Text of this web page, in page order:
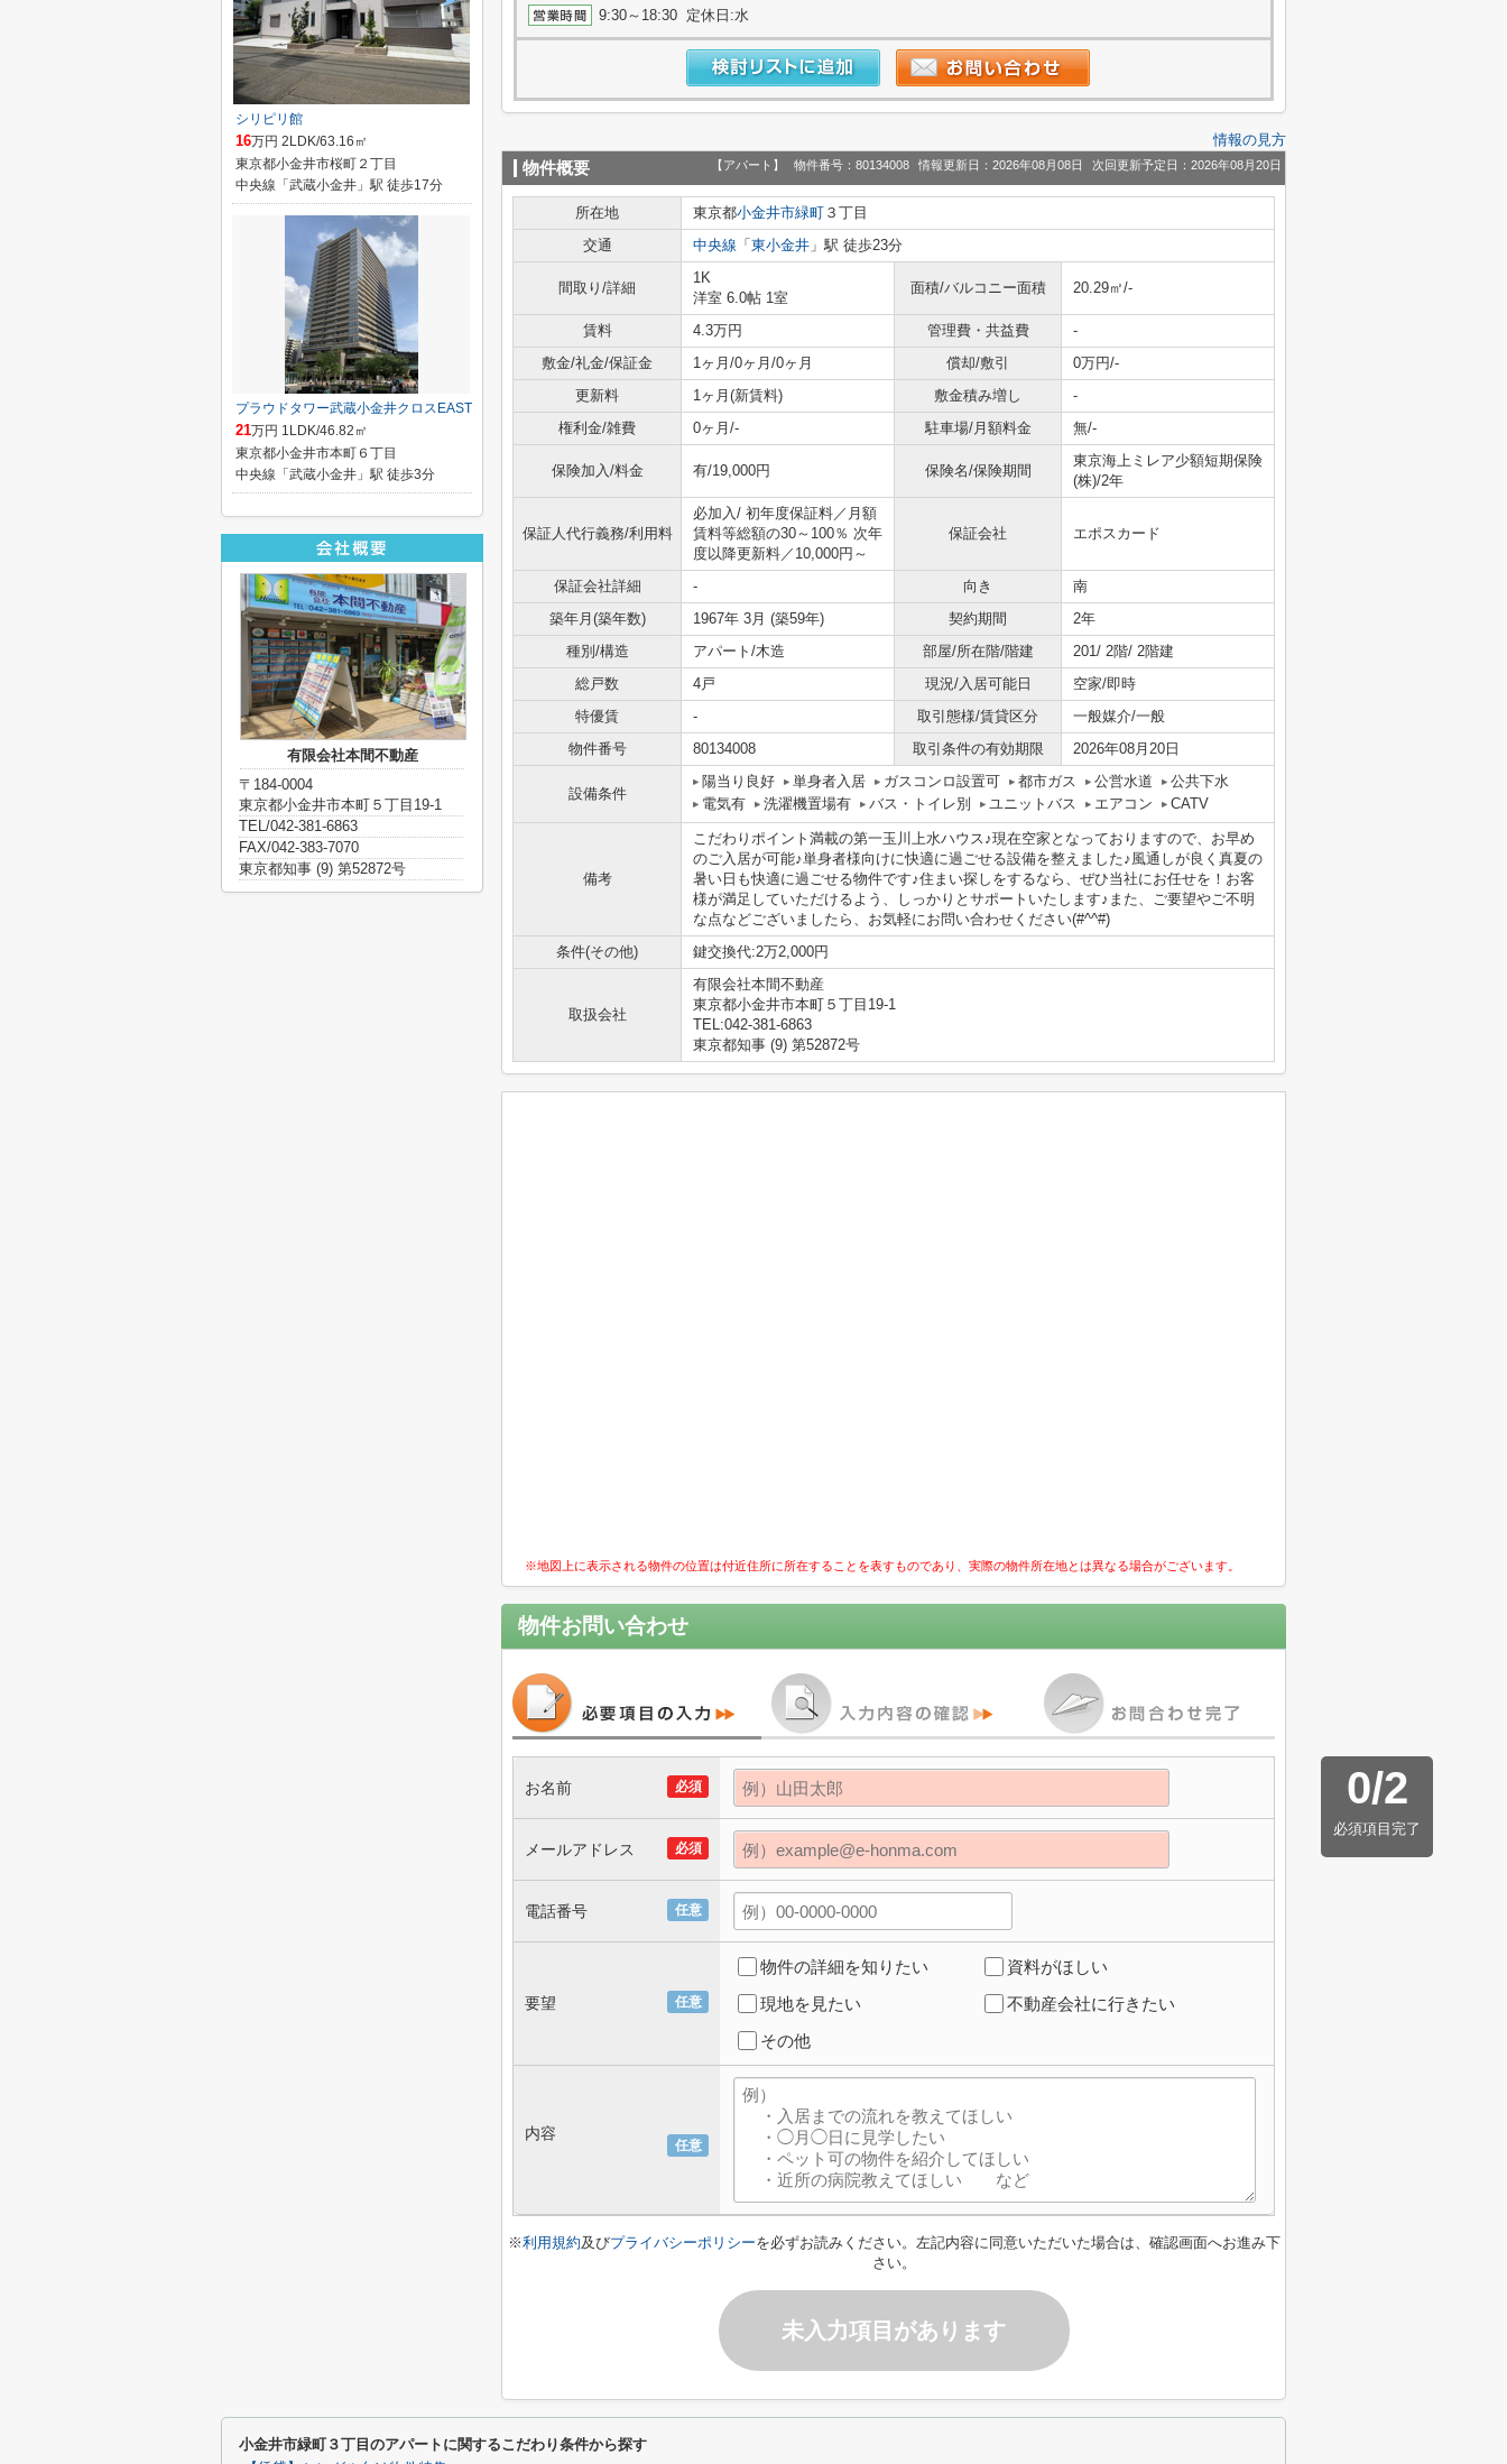
9:30～18:30 定休日:水
情報の見方
物件概要 【アパート】 物件番号：80134008 情報更新日：2026年08月08日 次回更新予定日：2026年08月20日
所在地 東京都小金井市緑町 ３丁目
交通
中央線 「 東小金井 」駅 徒歩23分
間取り/詳細
1K
洋室 6.0帖 1室
面積/バルコニー面積 20.29㎡/-
賃料 4.3万円 管理費・共益費
-
敷金/礼金/保証金
1ヶ月/0ヶ月/0ヶ月 償却/敷引
0万円/-
更新料
1ヶ月(新賃料) 敷金積み増し
-
権利金/雑費
0ヶ月/- 駐車場/月額料金 無/-
保険加入/料金 有/19,000円 保険名/保険期間
東京海上ミレア少額短期保険
(株)/2年
保証人代行義務/利用料
必加入/ 初年度保証料／月額
賃料等総額の30～100％ 次年
度以降更新料／10,000円～
保証会社 エポスカード
保証会社詳細 - 向き
南
築年月(築年数)
1967年 3月 (築59年) 契約期間
2年
種別/構造
アパート/木造 部屋/所在階/階建
201/ 2階/ 2階建
総戸数
4戸 現況/入居可能日
空家/即時
特優賃
- 取引態様/賃貸区分
一般媒介/一般
物件番号
80134008 取引条件の有効期限 2026年08月20日
設備条件
陽当り良好 単身者入居 ガスコンロ設置可 都市ガス 公営水道
公共下水
電気有
洗濯機置場有 バス・トイレ別 ユニットバス エアコン CATV
備考
こだわりポイント満載の第一玉川上水ハウス♪現在空家となっておりますので、お早め
のご入居が可能♪単身者様向けに快適に過ごせる設備を整えました♪風通しが良く真夏の
暑い日も快適に過ごせる物件です♪住まい探しをするなら、ぜひ当社にお任せを！お客
様が満足していただけるよう、しっかりとサポートいたします♪また、ご要望やご不明
な点などございましたら、お気軽にお問い合わせください(#^^#)
条件(その他)
鍵交換代:2万2,000円
取扱会社
有限会社本間不動産
東京都小金井市本町５丁目19-1
TEL:042-381-6863
東京都知事 (9) 第52872号
※地図上に表示される物件の位置は付近住所に所在することを表すものであり、実際の物件所在地とは異なる場合がございます。
物件お問い合わせ
0/2
必須項目完了
必須
お名前
必須
メールアドレス
任意
電話番号
任意
要望
物件の詳細を知りたい
資料がほしい
現地を見たい
不動産会社に行きたい
その他
任意
内容
※利用規約及びプライバシーポリシーを必ずお読みください。左記内容に同意いただいた場合は、確認画面へお進み下
さい。
未入力項目があります
シリピリ館
16万円 2LDK/63.16㎡
東京都小金井市桜町２丁目
中央線「武蔵小金井」駅 徒歩17分
プラウドタワー武蔵小金井クロスEAST
21万円 1LDK/46.82㎡
東京都小金井市本町６丁目
中央線「武蔵小金井」駅 徒歩3分
有限会社本間不動産
〒184-0004
東京都小金井市本町５丁目19-1
TEL/042-381-6863
FAX/042-383-7070
東京都知事 (9) 第52872号
小金井市緑町３丁目のアパートに関するこだわり条件から探す